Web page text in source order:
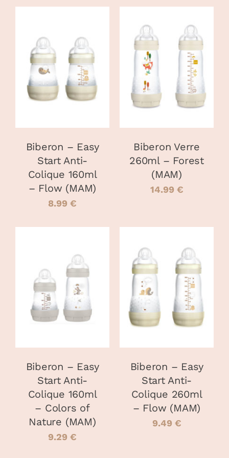
CHOIX DES
OPTIONS
CE
PRODUIT
A
PLUSIEURS
PEUVENT
ÊTRE
CHOISIES
SUR
LA
PAGE
DU
/
DÉTAILS
Biberon – Easy
Start Anti-
Colique 160ml
– Flow (MAM)
8.99 €
CHOIX DES
OPTIONS
CE
PRODUIT
A
PLUSIEURS
PEUVENT
ÊTRE
CHOISIES
SUR
LA
DÉTAILS
Biberon Verre
260ml – Forest
(MAM)
14.99 €
CHOIX DES
OPTIONS
CE
PRODUIT
A
PLUSIEURS
PEUVENT
ÊTRE
CHOISIES
SUR
LA
PAGE
DU
PRODUIT
/
DÉTAILS
Biberon – Easy
Start Anti-
Colique 160ml
– Colors of
Nature (MAM)
9.29 €
CHOIX DES
OPTIONS
CE
PRODUIT
PLUSIEURS
PEUVENT
ÊTRE
CHOISIES
SUR
LA
PAGE
DU
/
DÉTAILS
Biberon – Easy
Start Anti-
Colique 260ml
– Flow (MAM)
9.49 €